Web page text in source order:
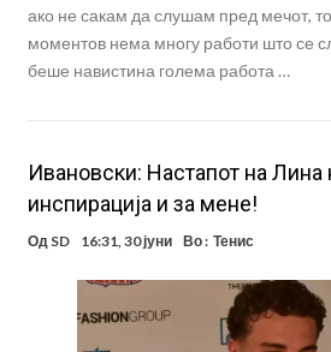
ако не сакам да слушам пред мечот,
моментов нема многу работи што се
беше навистина голема работа …
Ивановски: Настапот на
инспирација и за мене!
Од SD 16:31, 30 јуни Во : Тенис